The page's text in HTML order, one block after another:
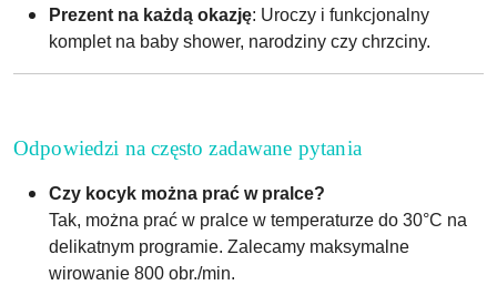
Prezent na każdą okazję: Uroczy i funkcjonalny
komplet na baby shower, narodziny czy chrzciny.
Odpowiedzi na często zadawane pytania
Czy kocyk można prać w pralce?
Tak, można prać w pralce w temperaturze do 30°C na
delikatnym programie. Zalecamy maksymalne
wirowanie 800 obr./min.